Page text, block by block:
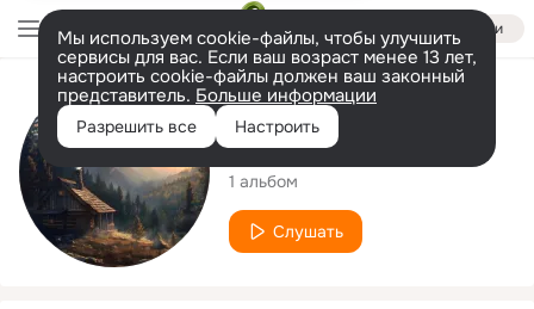
Войти
Мы используем cookie-файлы, чтобы улучшить
сервисы для вас. Если ваш возраст менее 13 лет,
настроить cookie-файлы должен ваш законный
представитель. Больше информации
Разрешить все Настроить
Исполнитель
Lamquodox
1 альбом
Слушать